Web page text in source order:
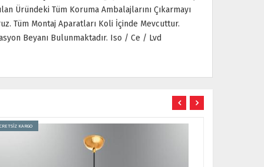
Üründeki Tüm Koruma Ambalajlarını Çıkarmayı
Tüm Montaj Aparatları Koli İçinde Mevcuttur.
Beyanı Bulunmaktadır. Iso / Ce / Lvd
KARGO